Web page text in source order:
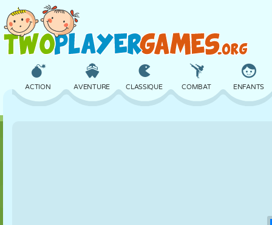
ACTION AVENTURE CLASSIQUE COMBAT ENFANTS